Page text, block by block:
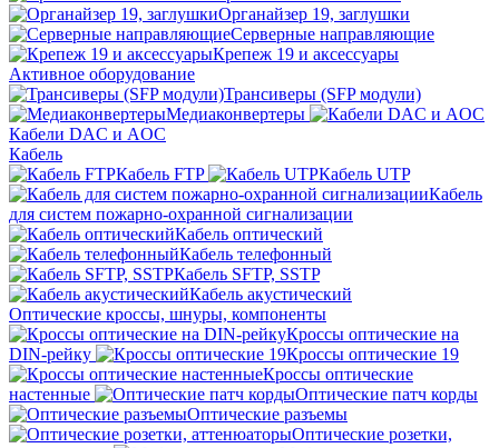
Органайзер 19, заглушки
Серверные направляющие
Крепеж 19 и аксессуары
Активное оборудование
Трансиверы (SFP модули)
Медиаконвертеры
Кабели DAC и AOC
Кабель
Кабель FTP
Кабель UTP
Кабель
для систем пожарно-охранной сигнализации
Кабель оптический
Кабель телефонный
Кабель SFTP, SSTP
Кабель акустический
Оптические кроссы, шнуры, компоненты
Кроссы оптические на
DIN-рейку
Кроссы оптические 19
Кроссы оптические
настенные
Оптические патч корды
Оптические разъемы
Оптические розетки,